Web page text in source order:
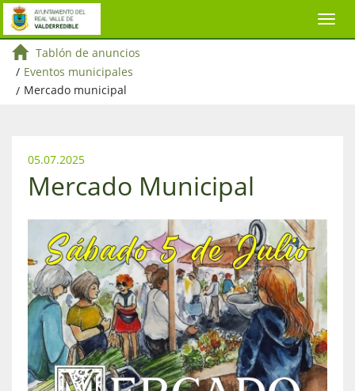
Tablón de anuncios
/ Eventos municipales
/ Mercado municipal
05.07.2025
Mercado Municipal